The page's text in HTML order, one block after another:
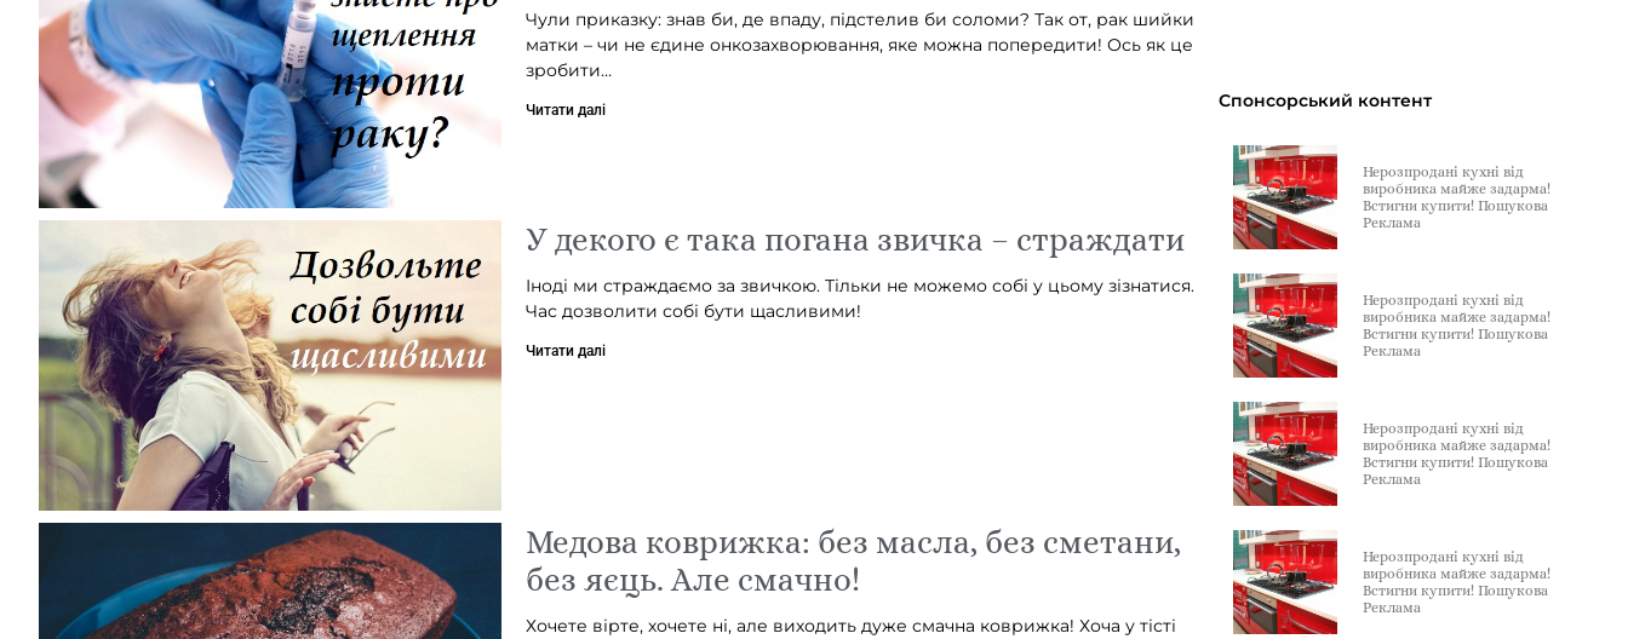
Чули приказку: знав би, де впаду, підстелив би соломи? Так от, рак шийки
матки – чи не єдине онкозахворювання, яке можна попередити! Ось як це
зробити…
Читати далі
У декого є така погана звичка – страждати
Іноді ми страждаємо за звичкою. Тільки не можемо собі у цьому зізнатися.
Час дозволити собі бути щасливими!
Читати далі
Медова коврижка: без масла, без сметани,
без яєць. Але смачно!
Хочете вірте, хочете ні, але виходить дуже смачна коврижка! Хоча у тісті
Спонсорський контент
Нерозпродані кухні від
виробника майже задарма!
Встигни купити! Пошукова
Реклама
Нерозпродані кухні від
виробника майже задарма!
Встигни купити! Пошукова
Реклама
Нерозпродані кухні від
виробника майже задарма!
Встигни купити! Пошукова
Реклама
Нерозпродані кухні від
виробника майже задарма!
Встигни купити! Пошукова
Реклама